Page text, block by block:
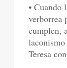
• Cuando
verborrea
cumplen,
Teresa